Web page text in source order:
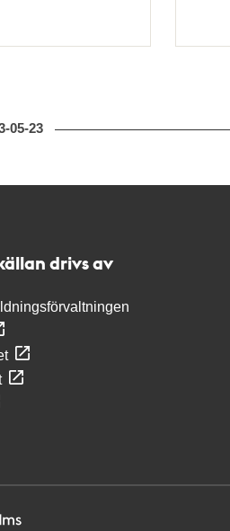
05-23
drivs av